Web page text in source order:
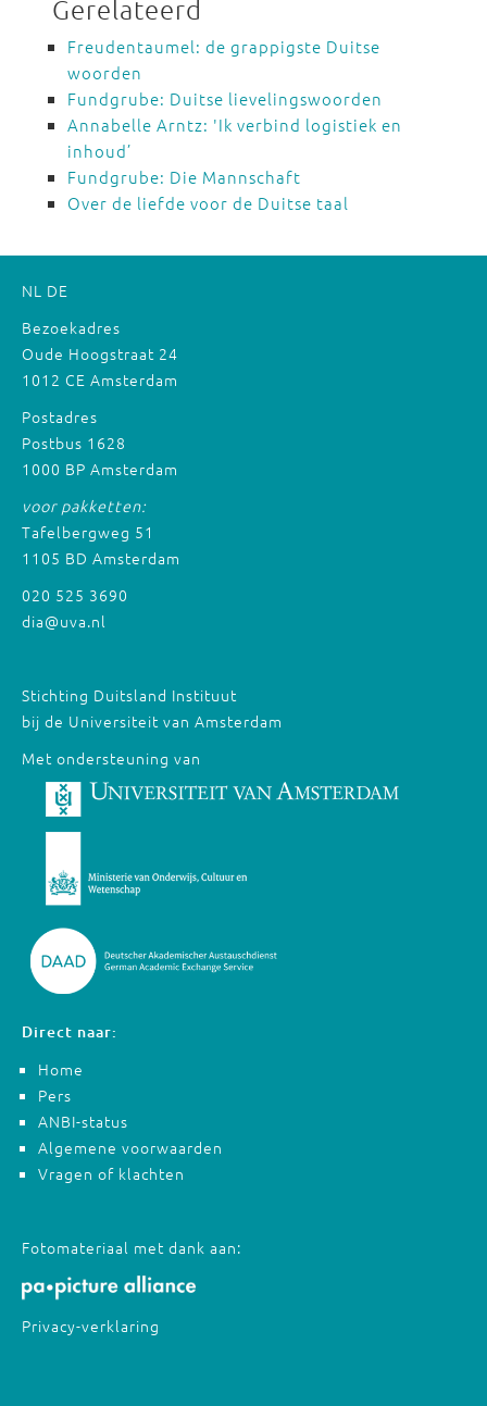
Gerelateerd
Freudentaumel: de grappigste Duitse
woorden
Fundgrube: Duitse lievelingswoorden
Annabelle Arntz: 'Ik verbind logistiek en
inhoud’
Fundgrube: Die Mannschaft
Over de liefde voor de Duitse taal
NL DE
Bezoekadres
Oude Hoogstraat 24
1012 CE Amsterdam
Postadres
Postbus 1628
1000 BP Amsterdam
voor pakketten:
Tafelbergweg 51
1105 BD Amsterdam
020 525 3690
dia@uva.nl
Stichting Duitsland Instituut
bij de Universiteit van Amsterdam
Met ondersteuning van
Direct naar:
Home
Pers
ANBI-status
Algemene voorwaarden
Vragen of klachten
Fotomateriaal met dank aan:
Privacy-verklaring